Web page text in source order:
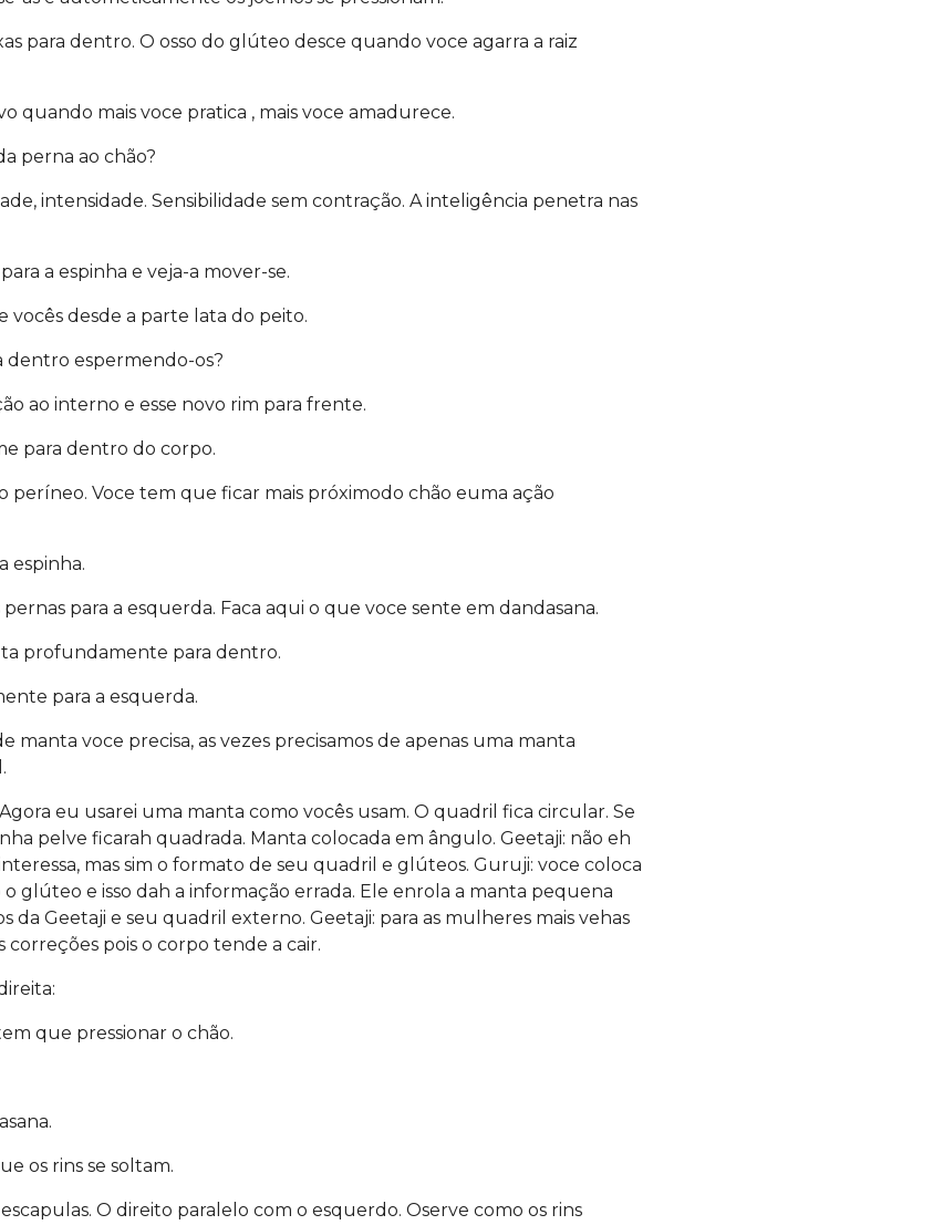
para dentro. O osso do glúteo desce quando voce agarra a raiz
quando mais voce pratica , mais voce amadurece.
perna ao chão?
intensidade. Sensibilidade sem contração. A inteligência penetra nas
a espinha e veja-a mover-se.
vocês desde a parte lata do peito.
dentro espermendo-os?
ao interno e esse novo rim para frente.
para dentro do corpo.
períneo. Voce tem que ficar mais próximodo chão euma ação
espinha.
pernas para a esquerda. Faca aqui o que voce sente em dandasana.
profundamente para dentro.
para a esquerda.
manta voce precisa, as vezes precisamos de apenas uma manta
eu usarei uma manta como vocês usam. O quadril fica circular. Se
pelve ficarah quadrada. Manta colocada em ângulo. Geetaji: não eh
mas sim o formato de seu quadril e glúteos. Guruji: voce coloca
glúteo e isso dah a informação errada. Ele enrola a manta pequena
da Geetaji e seu quadril externo. Geetaji: para as mulheres mais vehas
correções pois o corpo tende a cair.
que pressionar o chão.
os rins se soltam.
escapulas. O direito paralelo com o esquerdo. Oserve como os rins